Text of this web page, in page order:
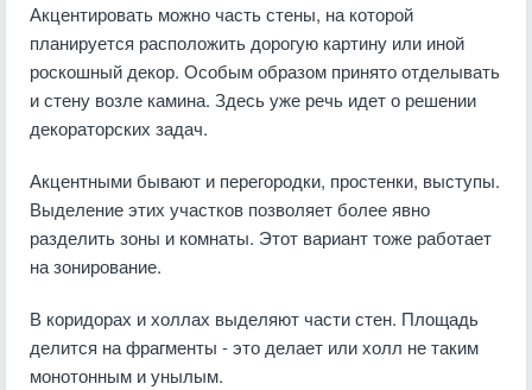
Акцентировать можно часть стены, на которой
планируется расположить дорогую картину или иной
роскошный декор. Особым образом принято отделывать
и стену возле камина. Здесь уже речь идет о решении
декораторских задач.
Акцентными бывают и перегородки, простенки, выступы.
Выделение этих участков позволяет более явно
разделить зоны и комнаты. Этот вариант тоже работает
на зонирование.
В коридорах и холлах выделяют части стен. Площадь
делится на фрагменты - это делает или холл не таким
монотонным и унылым.